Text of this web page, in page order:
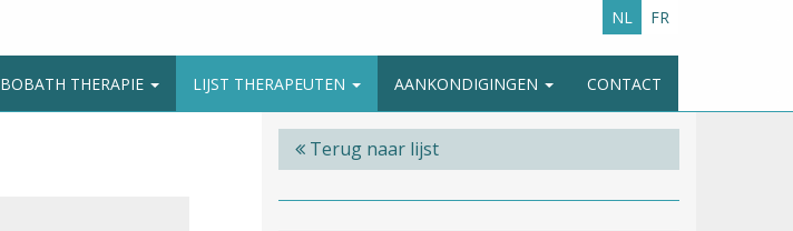
NL FR
BOBATH THERAPIE LIJST THERAPEUTEN AANKONDIGINGEN CONTACT
Terug naar lijst